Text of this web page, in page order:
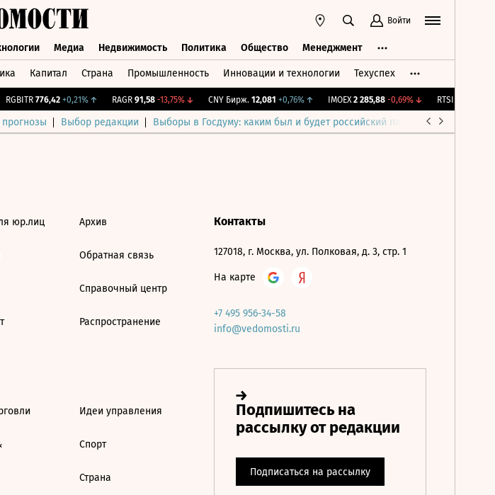
Войти
Медиа Недвижимость Политика Общество Менеджмент
Капитал Страна Промышленность Инновации и технологии Техуспех
RGBITR 776,42 +0,21%↑ RAGR 91,58 -13,75%↓ CNY Бирж. 12,081 +0,76%↑ IMOEX 2 285,88 -0,69%↓ RTSI 884,56
Выбор редакции Выборы в Госдуму: каким был и будет российский парламент
юр.лиц Архив
Обратная связь
Справочный центр
Распространение
Идеи управления
Спорт
Страна
Контакты
127018, г. Москва, ул. Полковая, д. 3, стр. 1
На карте
+7 495 956-34-58
info@vedomosti.ru